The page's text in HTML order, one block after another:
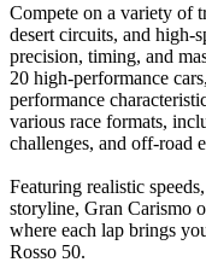
Compete on a variety of
desert circuits, and high-
precision, timing, and
20 high-performance
performance
various race formats,
challenges, and off-road
Featuring realistic
storyline, Gran Carismo
where each lap brings
Rosso 50.